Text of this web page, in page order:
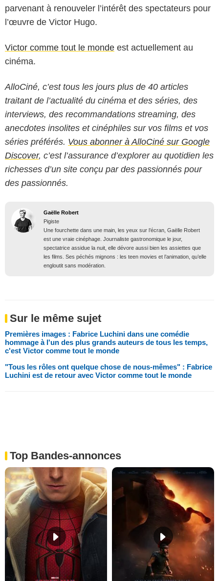
parvenant à renouveler l’intérêt des spectateurs pour
l’œuvre de Victor Hugo.
Victor comme tout le monde est actuellement au
cinéma.
AlloCiné, c’est tous les jours plus de 40 articles
traitant de l’actualité du cinéma et des séries, des
interviews, des recommandations streaming, des
anecdotes insolites et cinéphiles sur vos films et vos
séries préférés. Vous abonner à AlloCiné sur Google
Discover, c’est l’assurance d’explorer au quotidien les
richesses d’un site conçu par des passionnés pour
des passionnés.
Gaëlle Robert
Pigiste
Une fourchette dans une main, les yeux sur l’écran, Gaëlle Robert
est une vraie cinéphage. Journaliste gastronomique le jour,
spectatrice assidue la nuit, elle dévore aussi bien les assiettes que
les films. Ses péchés mignons : les teen movies et l’animation, qu’elle
engloutit sans modération.
Sur le même sujet
Premières images : Fabrice Luchini dans une comédie
hommage à l'un des plus grands auteurs de tous les temps,
c'est Victor comme tout le monde
"Tous les rôles ont quelque chose de nous-mêmes" : Fabrice
Luchini est de retour avec Victor comme tout le monde
Top Bandes-annonces